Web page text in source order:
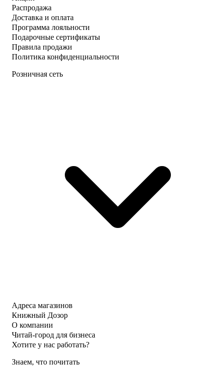
Распродажа
Доставка и оплата
Программа лояльности
Подарочные сертификаты
Правила продажи
Политика конфиденциальности
Розничная сеть
Адреса магазинов
Книжный Дозор
О компании
Читай-город для бизнеса
Хотите у нас работать?
Знаем, что почитать